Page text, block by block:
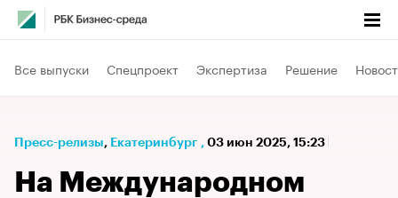
Все выпуски Спецпроект Экспертиза Решение
Пресс-релизы⁠, Екатеринбург , 03 июн 2025, 15:23
На Международном